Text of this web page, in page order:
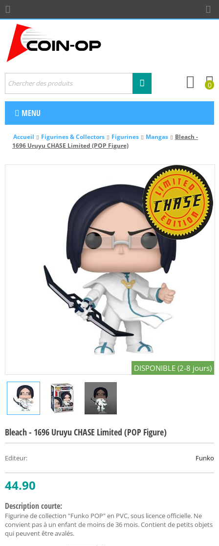
0
MENU
Accueil Figurines & Collectors Figurines Mangas
Bleach -
1696 Uruyu CHASE Limited (POP Figure)
DISPONIBLE (2-8 jours)
Bleach - 1696 Uruyu CHASE Limited (POP Figure)
Editeur: Funko
44.90
Description courte:
Figurine de collection "Funko POP" en PVC, sous licence officielle. Ne
convient pas à un enfant de moins de 36 mois. Contient de petits objets
qui peuvent être avalés.